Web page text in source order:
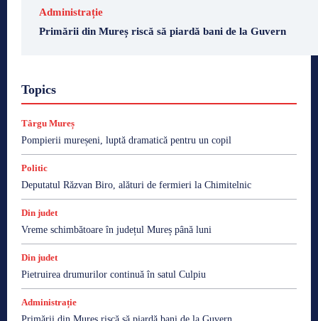
Administrație
Primării din Mureș riscă să piardă bani de la Guvern
Topics
Târgu Mureș
Pompierii mureșeni, luptă dramatică pentru un copil
Politic
Deputatul Răzvan Biro, alături de fermieri la Chimitelnic
Din judet
Vreme schimbătoare în județul Mureș până luni
Din judet
Pietruirea drumurilor continuă în satul Culpiu
Administrație